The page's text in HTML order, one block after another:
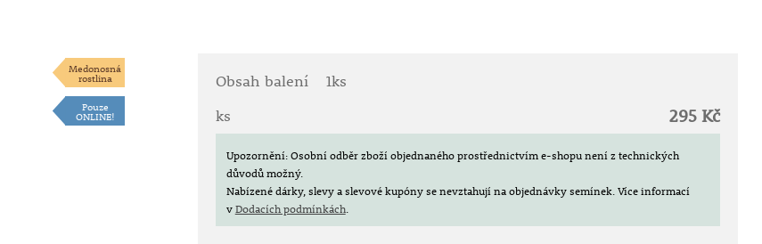
Medonosná
rostlina
Pouze
ONLINE!
Obsah balení
1ks
ks
295 Kč
Upozornění: Osobní odběr zboží objednaného prostřednictvím e-shopu není z technických
důvodů možný.
Nabízené dárky, slevy a slevové kupóny se nevztahují na objednávky semínek. Více informací
vDodacích podmínkách.